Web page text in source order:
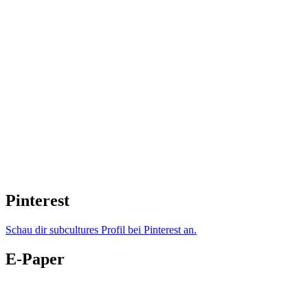
Pinterest
Schau dir subcultures Profil bei Pinterest an.
E-Paper